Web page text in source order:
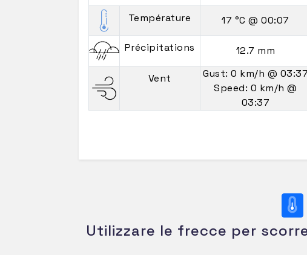
Température
17 °C@ 00:07
Précipitations
12.7 mm
Vent Gust: 0 km/h @ 03:37
Speed: 0 km/h@
03:37
Utilizzare le frecce per